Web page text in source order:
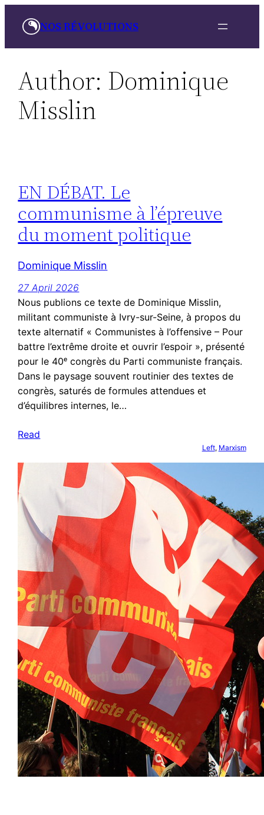
NOS RÉVOLUTIONS
Author: Dominique
Misslin
EN DÉBAT. Le
communisme à l’épreuve
du moment politique
Dominique Misslin
27 April 2026
Nous publions ce texte de Dominique Misslin,
militant communiste à Ivry-sur-Seine, à propos du
texte alternatif « Communistes à l’offensive – Pour
battre l’extrême droite et ouvrir l’espoir », présenté
pour le 40ᵉ congrès du Parti communiste français.
Dans le paysage souvent routinier des textes de
congrès, saturés de formules attendues et
d’équilibres internes, le…
Read
Left, Marxism